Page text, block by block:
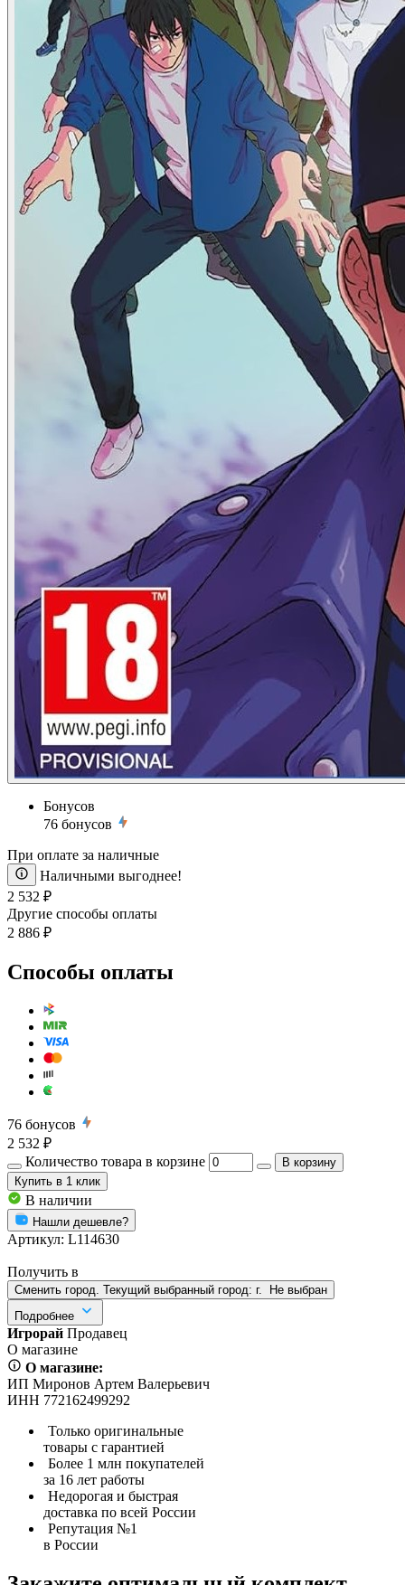
Бонусов
76 бонусов
При оплате за наличные
Наличными выгоднее!
2 532 ₽
Другие способы оплаты
2 886 ₽
Способы оплаты
76 бонусов
2 532 ₽
Количество товара в корзине
В корзину
Купить в 1 клик
В наличии
Нашли дешевле?
Артикул: L114630
Получить в
Сменить город. Текущий выбранный город: г.
Не выбран
Подробнее
Игрорай Продавец
О магазине
О магазине:
ИП Миронов Артем Валерьевич
ИНН 772162499292
Только оригинальные
товары с гарантией
Более 1 млн покупателей
за 16 лет работы
Недорогая и быстрая
доставка по всей России
Репутация №1
в России